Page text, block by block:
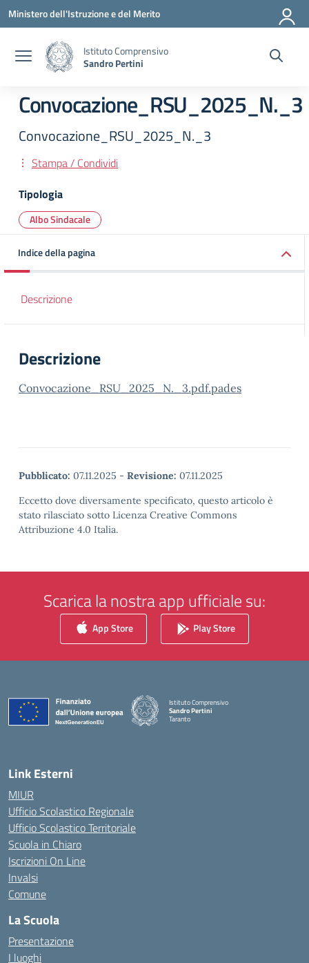
Vai ai contenuti
Vai al menu di navigazione
Vai al footer
Ministero dell'Istruzione e del Merito
Istituto Comprensivo
Sandro Pertini
Convocazione_RSU_2025_N._3
Convocazione_RSU_2025_N._3
Stampa / Condividi
Tipologia
Albo Sindacale
Indice della pagina
Descrizione
Descrizione
Convocazione_RSU_2025_N._3.pdf.pades
Pubblicato: 07.11.2025 - Revisione: 07.11.2025
Eccetto dove diversamente specificato, questo articolo è
stato rilasciato sotto Licenza Creative Commons
Attribuzione 4.0 Italia.
Scarica la nostra app ufficiale su:
App Store Play Store
Istituto Comprensivo
Sandro Pertini
Taranto
Link Esterni
MIUR
Ufficio Scolastico Regionale
Ufficio Scolastico Territoriale
Scuola in Chiaro
Iscrizioni On Line
Invalsi
Comune
La Scuola
Presentazione
I luoghi